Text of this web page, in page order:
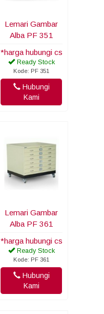
Lemari Gambar
Alba PF 351
*harga hubungi cs
Ready Stock
Kode: PF 351
Hubungi
Kami
Lemari Gambar
Alba PF 361
*harga hubungi cs
Ready Stock
Kode: PF 361
Hubungi
Kami